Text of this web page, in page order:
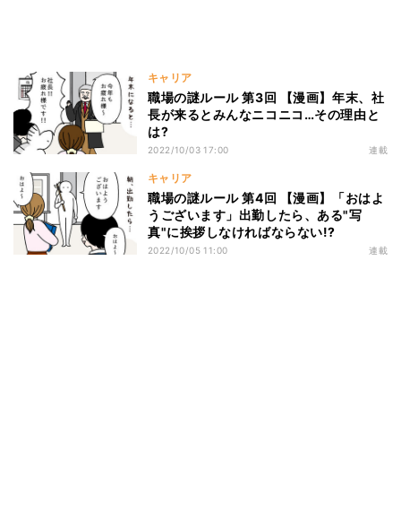
キャリア
職場の謎ルール 第3回 【漫画】年末、社
長が来るとみんなニコニコ…その理由と
は?
2022/10/03 17:00 連載
キャリア
職場の謎ルール 第4回 【漫画】「おはよ
うございます」出勤したら、ある"写
真"に挨拶しなければならない!?
2022/10/05 11:00 連載